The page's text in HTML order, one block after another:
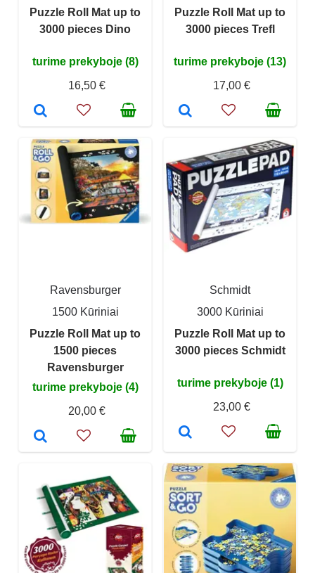
Puzzle Roll Mat up to
3000 pieces Dino
turime prekyboje (8)
16,50 €
Puzzle Roll Mat up to
3000 pieces Trefl
turime prekyboje (13)
17,00 €
Ravensburger
1500 Kūriniai
Puzzle Roll Mat up to
1500 pieces
Ravensburger
turime prekyboje (4)
20,00 €
Schmidt
3000 Kūriniai
Puzzle Roll Mat up to
3000 pieces Schmidt
turime prekyboje (1)
23,00 €